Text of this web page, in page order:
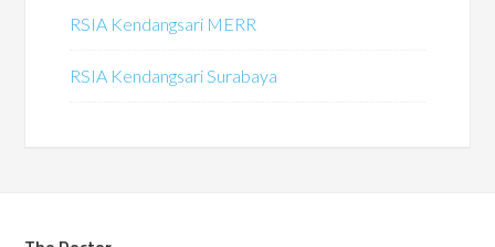
RSIA Kendangsari MERR
RSIA Kendangsari Surabaya